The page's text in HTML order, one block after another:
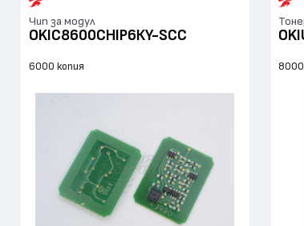
Чип за модул
OKIC8600CHIP6КY-SCC
6000 копия 8000